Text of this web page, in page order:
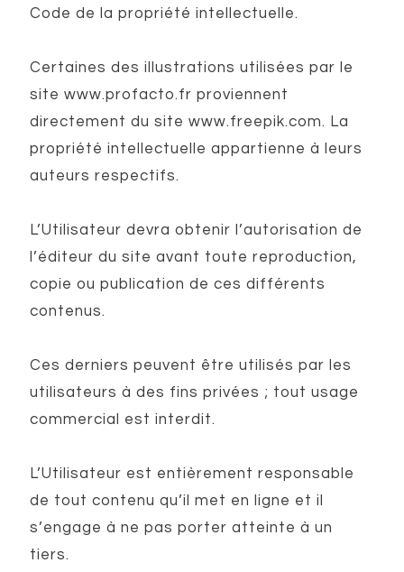
Code de la propriété intellectuelle.
Certaines des illustrations utilisées par le
site www.profacto.fr proviennent
directement du site www.freepik.com. La
propriété intellectuelle appartienne à leurs
auteurs respectifs.
L’Utilisateur devra obtenir l’autorisation de
l’éditeur du site avant toute reproduction,
copie ou publication de ces différents
contenus.
Ces derniers peuvent être utilisés par les
utilisateurs à des fins privées ; tout usage
commercial est interdit.
L’Utilisateur est entièrement responsable
de tout contenu qu’il met en ligne et il
s’engage à ne pas porter atteinte à un
tiers.